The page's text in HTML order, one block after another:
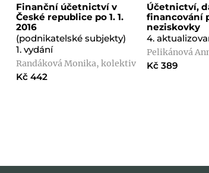
Finanční účetnictví v
České republice po 1. 1.
2016
(podnikatelské subjekty)
1. vydání
Randáková Monika, kolektiv
Kč 442
Účetnictví,
financování
neziskovky
4.
Pelikánová
Kč 389